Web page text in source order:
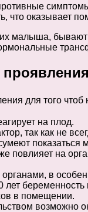
что оказывает
малыша, бывают
для того
на плод.
так как не
показаться
повлияет на
в
лет
в помещении.